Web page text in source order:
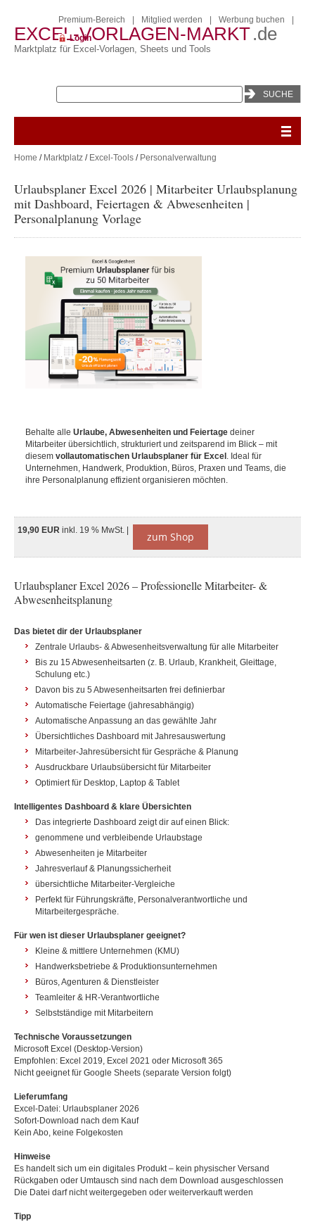
EXCEL-VORLAGEN-MARKT.de
Marktplatz für Excel-Vorlagen, Sheets und Tools
Premium-Bereich Mitglied werden Werbung buchen
Login
Home / Marktplatz / Excel-Tools / Personalverwaltung
Urlaubsplaner Excel 2026 | Mitarbeiter Urlaubsplanung
mit Dashboard, Feiertagen & Abwesenheiten |
Personalplanung Vorlage
Behalte alle Urlaube, Abwesenheiten und Feiertage deiner
Mitarbeiter übersichtlich, strukturiert und zeitsparend im Blick – mit
diesem vollautomatischen Urlaubsplaner für Excel . Ideal für
Unternehmen, Handwerk, Produktion, Büros, Praxen und Teams, die
ihre Personalplanung effizient organisieren möchten.
19,90 EUR inkl. 19 % MwSt. | zum Shop
Urlaubsplaner Excel 2026 – Professionelle Mitarbeiter- &
Abwesenheitsplanung
Das bietet dir der Urlaubsplaner
Zentrale Urlaubs- & Abwesenheitsverwaltung für alle Mitarbeiter
Bis zu 15 Abwesenheitsarten (z. B. Urlaub, Krankheit, Gleittage,
Schulung etc.)
Davon bis zu 5 Abwesenheitsarten frei definierbar
Automatische Feiertage (jahresabhängig)
Automatische Anpassung an das gewählte Jahr
Übersichtliches Dashboard mit Jahresauswertung
Mitarbeiter-Jahresübersicht für Gespräche & Planung
Ausdruckbare Urlaubsübersicht für Mitarbeiter
Optimiert für Desktop, Laptop & Tablet
Intelligentes Dashboard & klare Übersichten
Das integrierte Dashboard zeigt dir auf einen Blick:
genommene und verbleibende Urlaubstage
Abwesenheiten je Mitarbeiter
Jahresverlauf & Planungssicherheit
übersichtliche Mitarbeiter-Vergleiche
Perfekt für Führungskräfte, Personalverantwortliche und
Mitarbeitergespräche.
Für wen ist dieser Urlaubsplaner geeignet?
Kleine & mittlere Unternehmen (KMU)
Handwerksbetriebe & Produktionsunternehmen
Büros, Agenturen & Dienstleister
Teamleiter & HR-Verantwortliche
Selbstständige mit Mitarbeitern
Technische Voraussetzungen
Microsoft Excel (Desktop-Version)
Empfohlen: Excel 2019, Excel 2021 oder Microsoft 365
Nicht geeignet für Google Sheets (separate Version folgt)
Lieferumfang
Excel-Datei: Urlaubsplaner 2026
Sofort-Download nach dem Kauf
Kein Abo, keine Folgekosten
Hinweise
Es handelt sich um ein digitales Produkt – kein physischer Versand
Rückgaben oder Umtausch sind nach dem Download ausgeschlossen
Die Datei darf nicht weitergegeben oder weiterverkauft werden
Tipp